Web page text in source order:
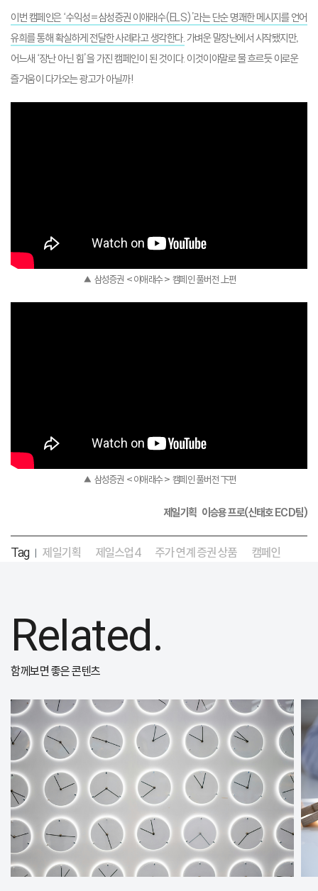
이번 캠페인은 ‘수익성=삼성증권 이애래수(ELS)’라는 단순 명쾌한 메시지를 언어
유희를 통해 확실하게 전달한 사례라고 생각한다.가벼운 말장난에서 시작됐지만,
어느새 ‘장난 아닌 힘’을 가진 캠페인이 된 것이다. 이것이야말로 물 흐르듯 이로운
즐거움이 다가오는 광고가 아닐까!
▲ 삼성증권 <이애래수> 캠페인 풀버전 上편
▲ 삼성증권 <이애래수> 캠페인 풀버전 下편
제일기획 이승용 프로(신태호 ECD팀)
Tag 제일기획 제일스업4 주가 연계 증권 상품 캠페인
Related.
함께보면 좋은 콘텐츠